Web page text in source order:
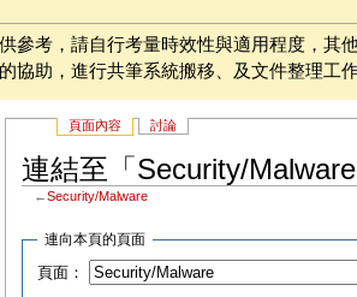
參考，請自行考量時效性與適用程度，其
協助，進行共筆系統搬移、及文件整理工
頁面內容 討論
連結至「Security/
←Security/Malware
連向本頁的頁面
頁面：